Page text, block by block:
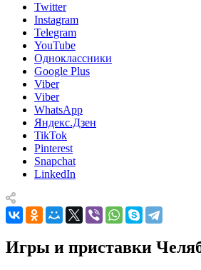
Twitter
Instagram
Telegram
YouTube
Одноклассники
Google Plus
Viber
Viber
WhatsApp
Яндекс.Дзен
TikTok
Pinterest
Snapchat
LinkedIn
Игры и приставки